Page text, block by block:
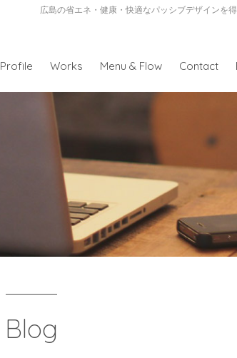
広島の省エネ・健康・快適なパッシブデザインを
Profile Works Menu & Flow Contact
Blog